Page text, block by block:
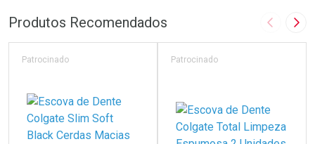
Produtos Recomendados Imagem
Patrocinado Patrocinado